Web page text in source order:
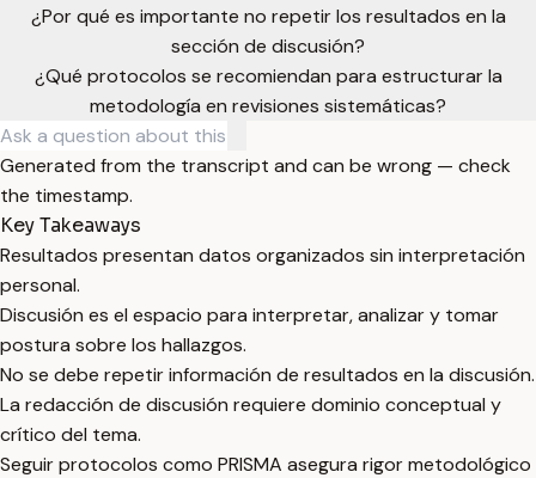
¿Por qué es importante no repetir los resultados en la
sección de discusión?
¿Qué protocolos se recomiendan para estructurar la
metodología en revisiones sistemáticas?
Generated from the transcript and can be wrong — check
the timestamp.
Key Takeaways
Resultados presentan datos organizados sin interpretación
personal.
Discusión es el espacio para interpretar, analizar y tomar
postura sobre los hallazgos.
No se debe repetir información de resultados en la discusión.
La redacción de discusión requiere dominio conceptual y
crítico del tema.
Seguir protocolos como PRISMA asegura rigor metodológico